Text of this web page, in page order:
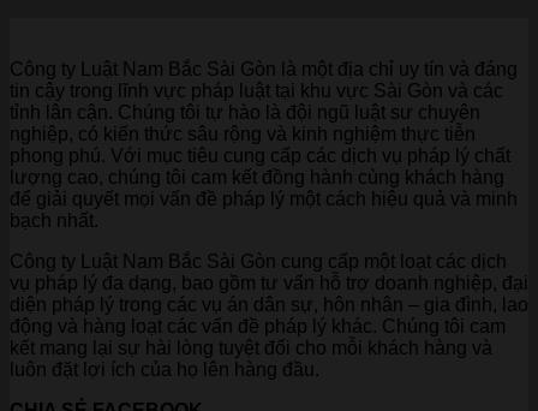
Công ty Luật Nam Bắc Sài Gòn là một địa chỉ uy tín và đáng
tin cậy trong lĩnh vực pháp luật tại khu vực Sài Gòn và các
tỉnh lân cận. Chúng tôi tự hào là đội ngũ luật sư chuyên
nghiệp, có kiến thức sâu rộng và kinh nghiệm thực tiễn
phong phú. Với mục tiêu cung cấp các dịch vụ pháp lý chất
lượng cao, chúng tôi cam kết đồng hành cùng khách hàng
để giải quyết mọi vấn đề pháp lý một cách hiệu quả và minh
bạch nhất.
Công ty Luật Nam Bắc Sài Gòn cung cấp một loạt các dịch
vụ pháp lý đa dạng, bao gồm tư vấn hỗ trợ doanh nghiệp, đại
diện pháp lý trong các vụ án dân sự, hôn nhân – gia đình, lao
động và hàng loạt các vấn đề pháp lý khác. Chúng tôi cam
kết mang lại sự hài lòng tuyệt đối cho mỗi khách hàng và
luôn đặt lợi ích của họ lên hàng đầu.